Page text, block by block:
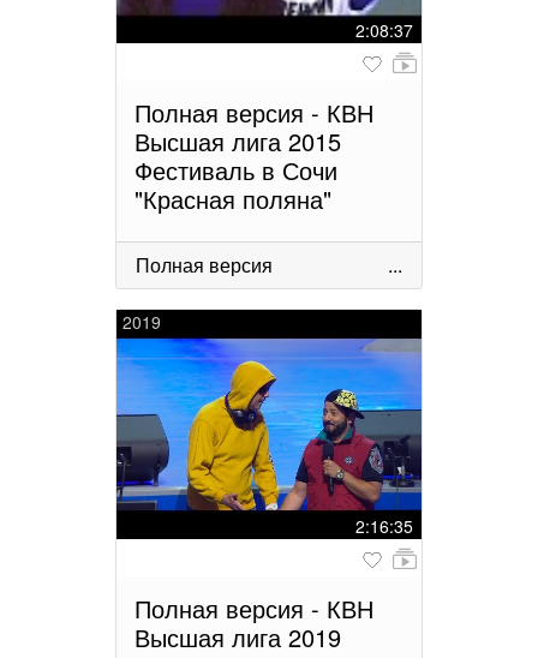
2:08:37
Полная версия - КВН
Высшая лига 2015
Фестиваль в Сочи
"Красная поляна"
Полная версия ...
2019
2:16:35
Полная версия - КВН
Высшая лига 2019